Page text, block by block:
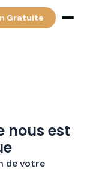
Gratuite
nous est
de votre